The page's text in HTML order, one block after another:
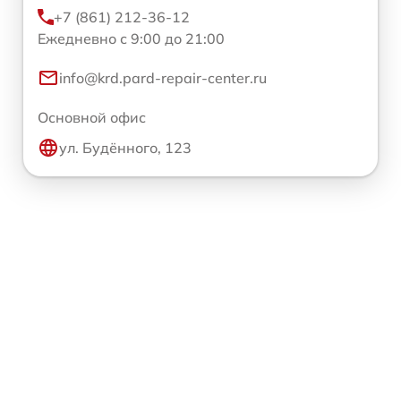
+7 (861) 212-36-12
Ежедневно с 9:00 до 21:00
info@krd.pard-repair-center.ru
Основной офис
ул. Будённого, 123